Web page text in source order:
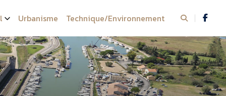
Urbanisme Technique/Environnement